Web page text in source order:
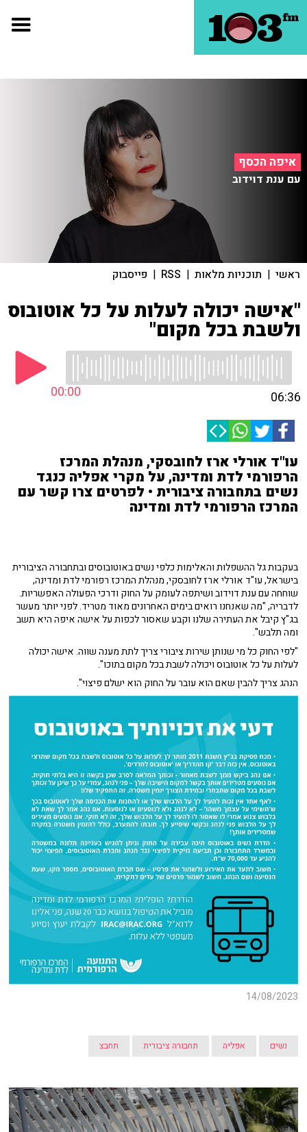
איפה הכסף
עם ענת דוידוב
ראשי | תוכניות מלאות |
RSS
| פייסבוק
"אישה יכולה לעלות על כל אוטובוס
ולשבת בכל מקום"
00:00 06:36
עו"ד אורלי ארז לחובסקי, מנהלת המרכז
הרפורמי לדת ומדינה, על מקרי אפליה כנגד
נשים בתחבורה ציבורית • לפרטים צרו קשר עם
המרכז הרפורמי לדת ומדינה
בעקבות גל ההשפלות והאלימות כלפי נשים באוטובוסים ובתחבורה הציבורית
בישראל, עו"ד אורלי ארז לחובסקי, מנהלת המרכז רפורמי לדת ומדינה,
שוחחה עם ענת דוידוב ושיתפה לעומק על החוק ודרכי הפעולה האפשריות.
לדבריה, "מה שאנחנו רואים בימים האחרונים מאוד מטריד. לפני יותר מעשר
בג"ץ קיבל את העתירה שלנו וקבע שאסור לכפות על אישה איפה היא תשב
ומה תלבש".
"לפי החוק כל מי שנותן שירות ציבורי צריך לתת מענה שווה. אישה יכולה
לעלות על כל אוטובוס ויכולה לשבת בכל מקום בתוכו".
הנהג צריך להבין שאם הוא עובר על החוק הוא ישלם פיצוי".
14/08/2023
נשים אפליה תחבורה ציבורית תחבצ